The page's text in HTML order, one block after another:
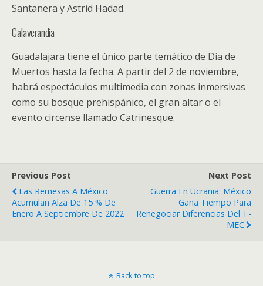
Santanera y Astrid Hadad.
Calaverandia
Guadalajara tiene el único parte temático de Día de
Muertos hasta la fecha. A partir del 2 de noviembre,
habrá espectáculos multimedia con zonas inmersivas
como su bosque prehispánico, el gran altar o el
evento circense llamado Catrinesque.
Previous Post
Las Remesas A México
Acumulan Alza De 15 % De
Enero A Septiembre De 2022
Next Post
Guerra En Ucrania: México
Gana Tiempo Para
Renegociar Diferencias Del T-
MEC
Back to top